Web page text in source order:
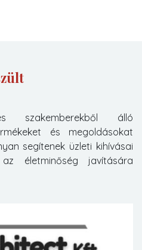
szakemberekből álló
és megoldásokat
segítenek üzleti kihívásai
az életminőség javítására